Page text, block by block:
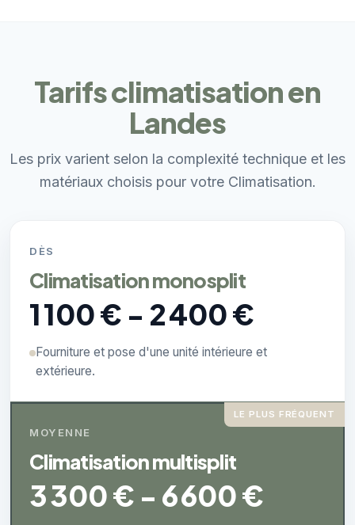
Tarifs climatisation en
Landes
Les prix varient selon la complexité technique et les
matériaux choisis pour votre Climatisation.
DÈS
Climatisation monosplit
1 100 € - 2 400 €
Fourniture et pose d'une unité intérieure et
extérieure.
LE PLUS FRÉQUENT
MOYENNE
Climatisation multisplit
3 300 € - 6 600 €